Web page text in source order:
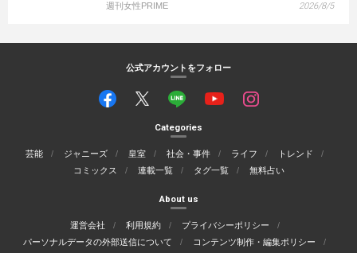
週刊女性PRIME 2026/8/5
公式アカウントをフォロー
Categories
芸能 ジャニーズ 皇室 社会・事件 ライフ
トレンド
コミックス
連載一覧 タグ一覧 無料占い
About us
運営会社 利用規約
プライバシーポリシー
パーソナルデータの外部送信について
コンテンツ制作・編集ポリシー